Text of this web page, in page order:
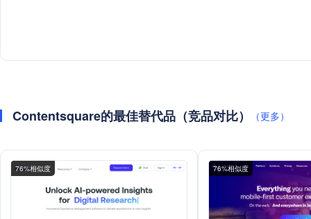
Contentsquare的最佳替代品（竞品对比） （更多）
76%相似度 76%相似度